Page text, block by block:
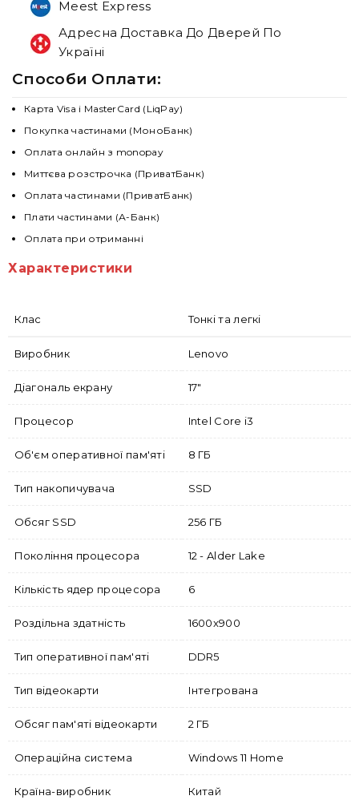
Meest Express
Адресна Доставка До Дверей По
Україні
Способи Оплати:
Карта Visa і MasterCard (LiqPay)
Покупка частинами (МоноБанк)
Оплата онлайн з monopay
Миттєва розстрочка (ПриватБанк)
Оплата частинами (ПриватБанк)
Плати частинами (А-Банк)
Оплата при отриманні
Характеристики
Клас Тонкі та легкі
Виробник Lenovo
Діагональ екрану 17"
Процесор Intel Core i3
Об'єм оперативної пам'яті 8 ГБ
Тип накопичувача SSD
Обсяг SSD 256 ГБ
Покоління процесора 12 - Alder Lake
Кількість ядер процесора 6
Роздільна здатність 1600x900
Тип оперативної пам'яті DDR5
Тип відеокарти Інтегрована
Обсяг пам'яті відеокарти 2 ГБ
Операційна система Windows 11 Home
Країна-виробник Китай